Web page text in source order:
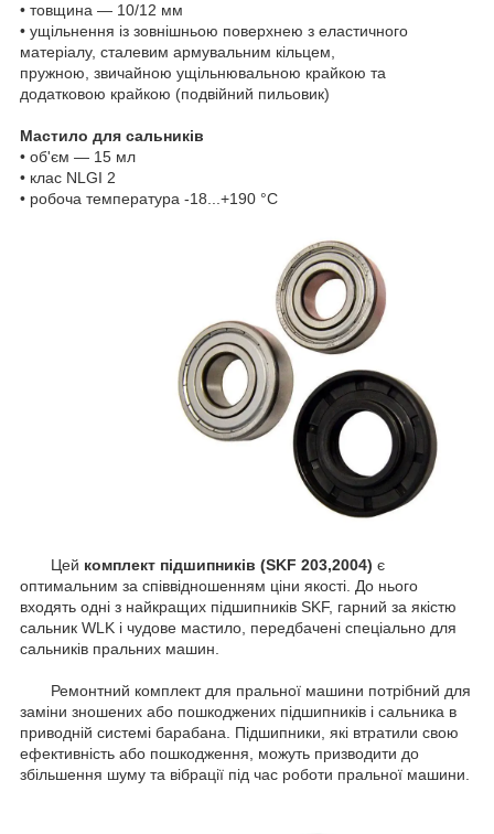
• товщина — 10/12 мм
• ущільнення із зовнішньою поверхнею з еластичного
матеріалу, сталевим армувальним кільцем,
пружною, звичайною ущільнювальною крайкою та
додатковою крайкою (подвійний пильовик)
Мастило для сальників
• об'єм — 15 мл
• клас NLGI 2
• робоча температура -18...+190 °C
Цей комплект підшипників (SKF 203,2004) є
оптимальним за співвідношенням ціни якості. До нього
входять одні з найкращих підшипників SKF, гарний за якістю
сальник WLK і чудове мастило, передбачені спеціально для
сальників пральних машин.
Ремонтний комплект для пральної машини потрібний для
заміни зношених або пошкоджених підшипників і сальника в
приводній системі барабана. Підшипники, які втратили свою
ефективність або пошкодження, можуть призводити до
збільшення шуму та вібрації під час роботи пральної машини.